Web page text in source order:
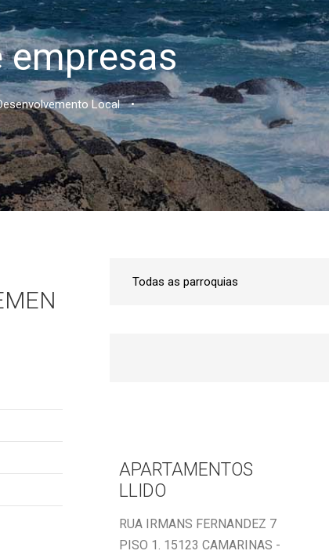
empresas
Local •
APARTAMENTOS
LLIDO
RUA IRMANS FERNANDEZ 7
PISO 1. 15123 CAMARINAS -